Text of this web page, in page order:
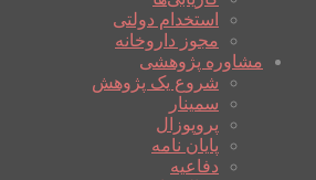
استخدام دولتی
مجوز داروخانه
مشاوره پژوهشی
شروع یک پژوهش
سمینار
پروپوزال
پایان نامه
دفاعیه